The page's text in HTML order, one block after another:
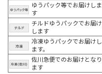
ゆうパック等でお届けしま
す
チルドゆうパックでお届け
します
冷凍ゆうパックでお届けし
ます。
佐川急便でのお届けとなり
ます